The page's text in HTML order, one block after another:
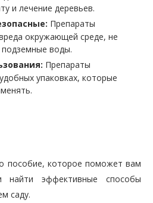
и лечение деревьев.
Препараты
окружающей среде, не
подземные воды.
Препараты
упаковках, которые
пособие, которое поможет вам
найти эффективные способы
саду.